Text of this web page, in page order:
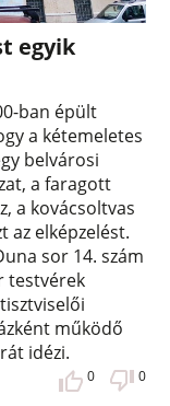
egyik
ban épült
a kétemeletes
belvárosi
a faragott
a kovácsoltvas
az elképzelést.
sor 14. szám
testvérek
működő
idézi.
0 0